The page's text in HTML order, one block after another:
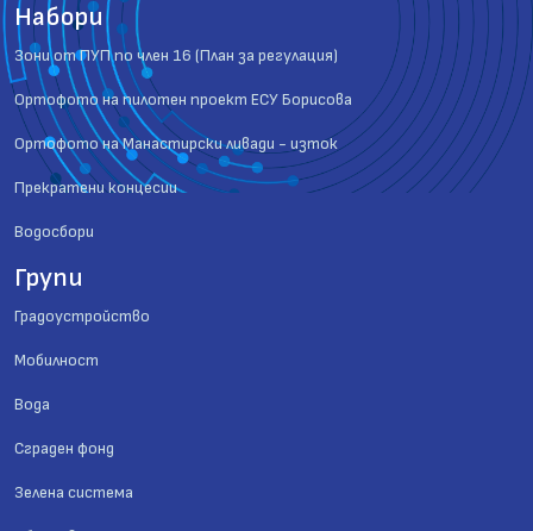
Набори
Зони от ПУП по член 16 (План за регулация)
Ортофото на пилотен проект ЕСУ Борисова
Ортофото на Манастирски ливади - изток
Прекратени концесии
Водосбори
Групи
Градоустройство
Мобилност
Вода
Сграден фонд
Зелена система